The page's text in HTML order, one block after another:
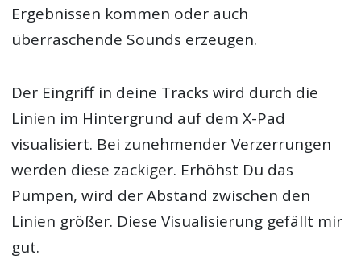
Ergebnissen kommen oder auch
überraschende Sounds erzeugen.
Der Eingriff in deine Tracks wird durch die
Linien im Hintergrund auf dem X-Pad
visualisiert. Bei zunehmender Verzerrungen
werden diese zackiger. Erhöhst Du das
Pumpen, wird der Abstand zwischen den
Linien größer. Diese Visualisierung gefällt mir
gut.